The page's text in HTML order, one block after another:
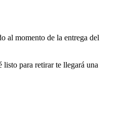
al momento de la entrega del
para retirar te llegará una